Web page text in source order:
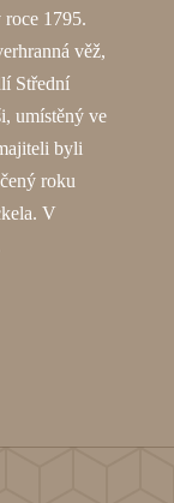
roce 1795.
věž,
Střední
umístěný ve
byli
roku
V